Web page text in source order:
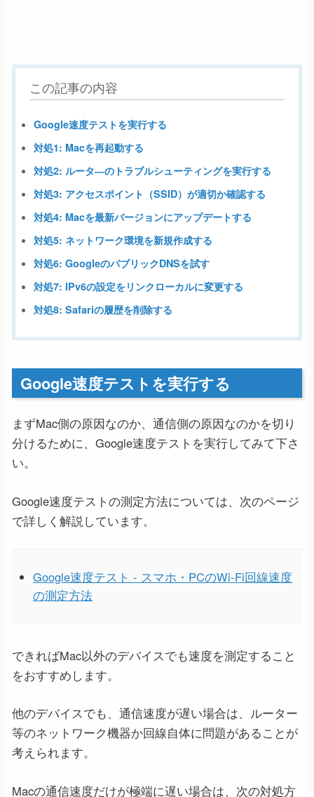
この記事の内容
Google速度テストを実行する
対処1: Macを再起動する
対処2: ルータ―のトラブルシューティングを実行する
対処3: アクセスポイント（SSID）が適切か確認する
対処4: Macを最新バージョンにアップデートする
対処5: ネットワーク環境を新規作成する
対処6: GoogleのパブリックDNSを試す
対処7: IPv6の設定をリンクローカルに変更する
対処8: Safariの履歴を削除する
Google速度テストを実行する
まずMac側の原因なのか、通信側の原因なのかを切り
分けるために、Google速度テストを実行してみて下さ
い。
Google速度テストの測定方法については、次のページ
で詳しく解説しています。
Google速度テスト - スマホ・PCのWi-Fi回線速度
の測定方法
できればMac以外のデバイスでも速度を測定すること
をおすすめします。
他のデバイスでも、通信速度が遅い場合は、ルーター
等のネットワーク機器か回線自体に問題があることが
考えられます。
Macの通信速度だけが極端に遅い場合は、次の対処方